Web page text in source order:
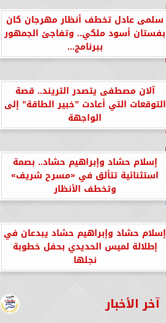
سلمى عادل تخطف أنظار مهرجان كان
بفستان أسود ملكي.. وتفاجئ الجمهور
ببرنامج...
​آلان مصطفى يتصدر التريند.. قصة
التوقعات التي أعادت ”خبير الطاقة” إلى
الواجهة
إسلام حشاد وإبراهيم حشاد.. بصمة
استثنائية تتألق في «مسرح شريف»
وتخطف الأنظار
إسلام حشاد وإبراهيم حشاد يبدعان في
إطلالة لميس الحديدي بحفل خطوبة
نجلها
آخر الأخبار